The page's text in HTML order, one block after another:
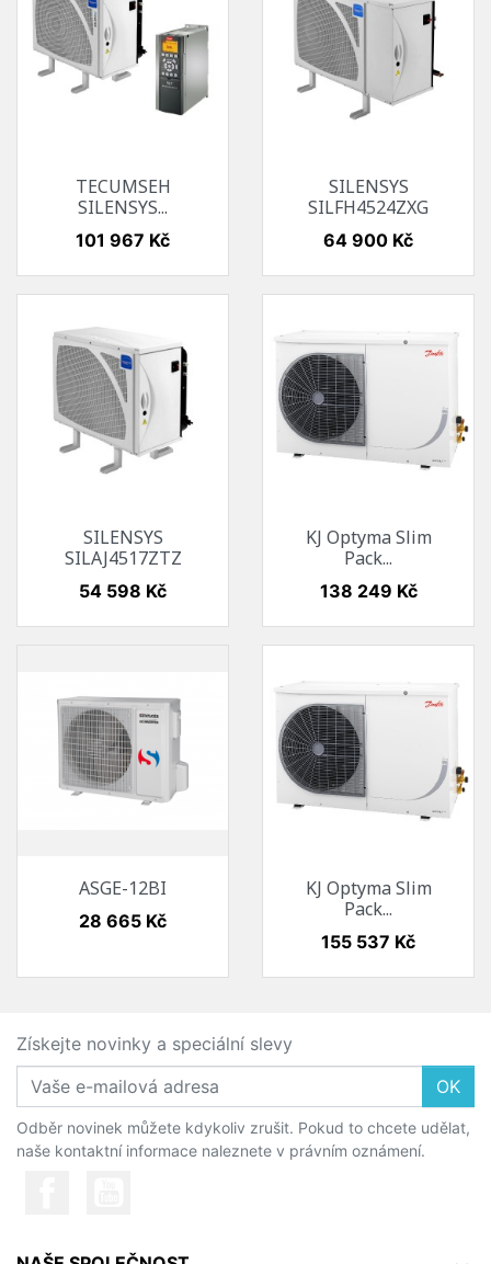
TECUMSEH
SILENSYS...
Cena
101 967 Kč
SILENSYS
SILFH4524ZXG
Cena
64 900 Kč
SILENSYS
SILAJ4517ZTZ
Cena
54 598 Kč
KJ Optyma Slim
Pack...
Cena
138 249 Kč
ASGE-12BI
Cena
28 665 Kč
KJ Optyma Slim
Pack...
Cena
155 537 Kč
Získejte novinky a speciální slevy
OK
Odběr novinek můžete kdykoliv zrušit. Pokud to chcete udělat,
naše kontaktní informace naleznete v právním oznámení.